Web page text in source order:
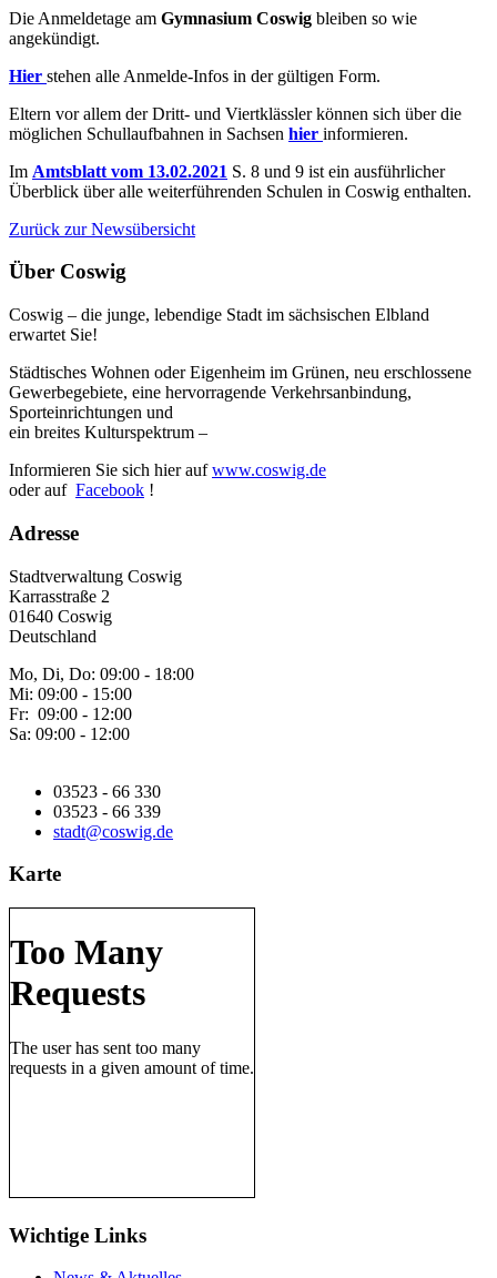
Die Anmeldetage am Gymnasium Coswig bleiben so wie
angekündigt.
Hier stehen alle Anmelde-Infos in der gültigen Form.
Eltern vor allem der Dritt- und Viertklässler können sich über die
möglichen Schullaufbahnen in Sachsen hier informieren.
Im Amtsblatt vom 13.02.2021 S. 8 und 9 ist ein ausführlicher
Überblick über alle weiterführenden Schulen in Coswig enthalten.
Zurück zur Newsübersicht
Über Coswig
Coswig – die junge, lebendige Stadt im sächsischen Elbland
erwartet Sie!
Städtisches Wohnen oder Eigenheim im Grünen, neu erschlossene
Gewerbegebiete, eine hervorragende Verkehrsanbindung,
Sporteinrichtungen und
ein breites Kulturspektrum –
Informieren Sie sich hier aufwww.coswig.de
oder auf Facebook !
Adresse
Stadtverwaltung Coswig
Karrasstraße 2
01640 Coswig
Deutschland
Mo, Di, Do: 09:00 - 18:00
Mi: 09:00 - 15:00
Fr: 09:00 - 12:00
Sa: 09:00 - 12:00
03523 - 66 330
03523 - 66 339
stadt@coswig.de
Karte
Wichtige Links